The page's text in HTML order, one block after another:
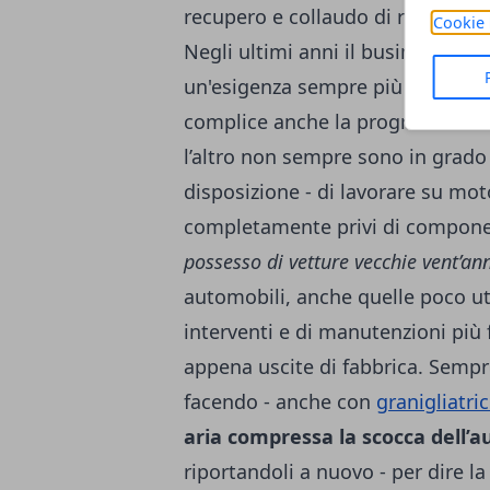
Cookie
recupero e collaudo di ricambi
Negli ultimi anni il business del
un'esigenza sempre più sentita.
complice anche la progressiva
l’altro non sempre sono in
disposizione - di lavorare su
completamente privi di
possesso di vetture vecchie
automobili, anche quelle poco
interventi e di manutenzioni
appena uscite di fabbrica.
facendo - anche con
aria compressa la scocca
riportandoli a nuovo - per dire